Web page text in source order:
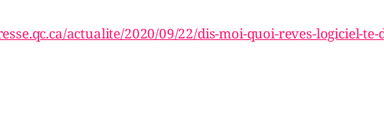
actualite/2020/09/22/dis-moi-quoi-reves-logiciel-te-